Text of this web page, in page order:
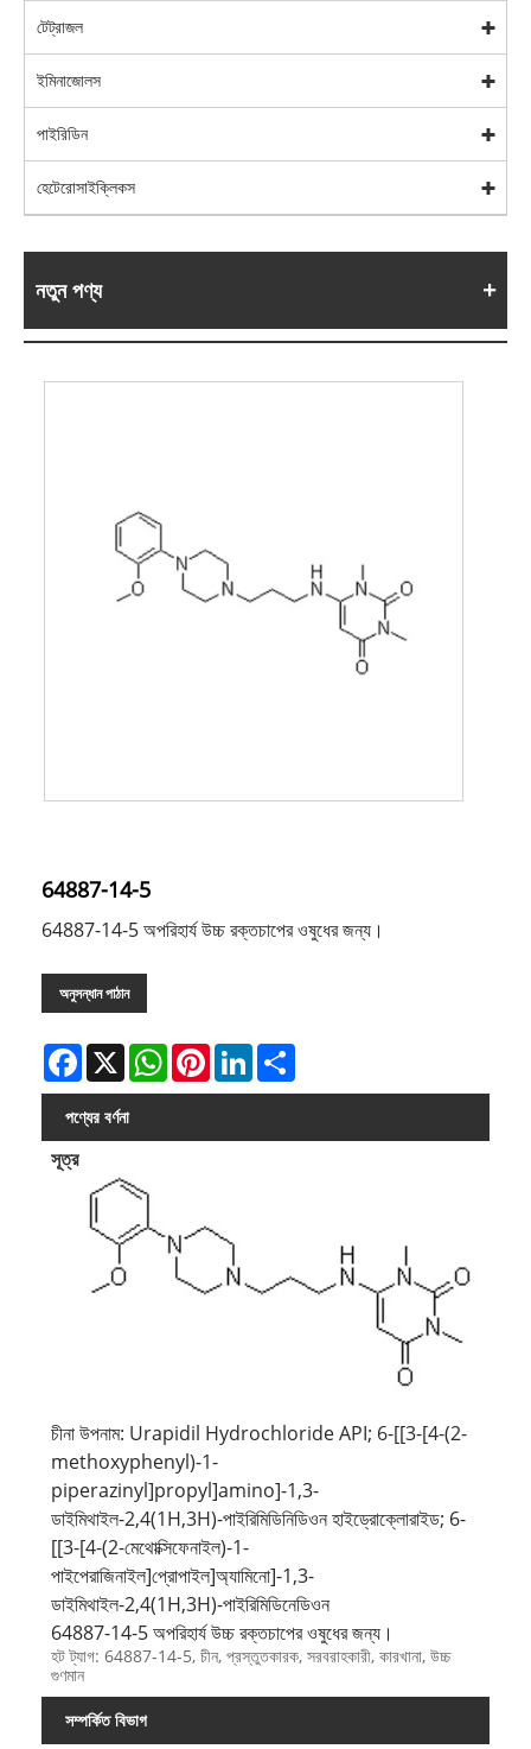
টেট্রাজল
ইমিনাজোলস
পাইরিডিন
হেটেরোসাইক্লিকস
নতুন পণ্য
64887-14-5
64887-14-5 অপরিহার্য উচ্চ রক্তচাপের ওষুধের জন্য।
অনুসন্ধান পাঠান
Facebook
X WhatsAppPinterestLinkedIn
পণ্যের বর্ণনা
সূত্র
চীনা উপনাম: Urapidil Hydrochloride API; 6-[[3-[4-(2-
methoxyphenyl)-1-
piperazinyl]propyl]amino]-1,3-
ডাইমিথাইল-2,4(1H,3H)-পাইরিমিডিনিডিওন হাইড্রোক্লোরাইড; 6-
[[3-[4-(2-মেথোক্সিফেনাইল)-1-
পাইপেরাজিনাইল]প্রোপাইল]অ্যামিনো]-1,3-
ডাইমিথাইল-2,4(1H,3H)-পাইরিমিডিনেডিওন
64887-14-5 অপরিহার্য উচ্চ রক্তচাপের ওষুধের জন্য।
হট ট্যাগ: 64887-14-5, চীন, প্রস্তুতকারক, সরবরাহকারী, কারখানা, উচ্চ
গুণমান
সম্পর্কিত বিভাগ